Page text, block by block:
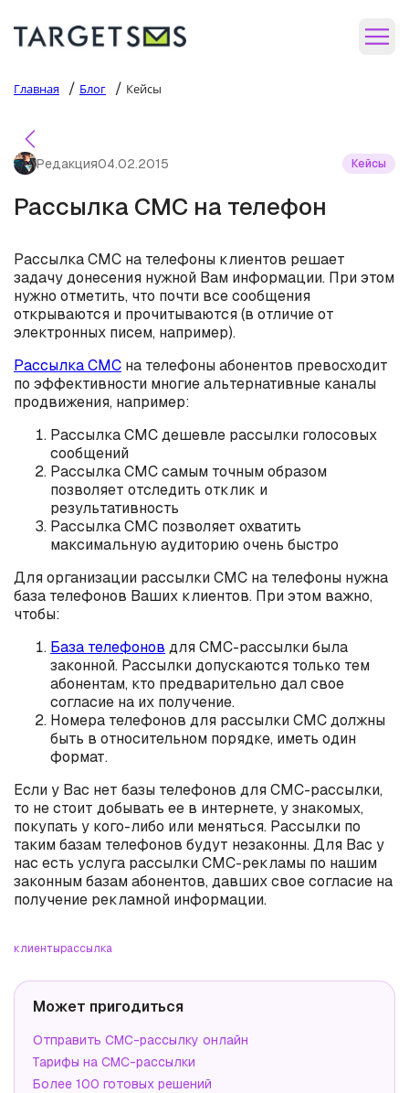
Главная / Блог / Кейсы
Редакция04.02.2015 Кейсы
Рассылка СМС на телефон
Рассылка СМС на телефоны клиентов решает
задачу донесения нужной Вам информации. При этом
нужно отметить, что почти все сообщения
открываются и прочитываются (в отличие от
электронных писем, например).
Рассылка СМС на телефоны абонентов превосходит
по эффективности многие альтернативные каналы
продвижения, например:
Рассылка СМС дешевле рассылки голосовых
сообщений
Рассылка СМС самым точным образом
позволяет отследить отклик и
результативность
Рассылка СМС позволяет охватить
максимальную аудиторию очень быстро
Для организации рассылки СМС на телефоны нужна
база телефонов Ваших клиентов. При этом важно,
чтобы:
База телефонов для СМС-рассылки была
законной. Рассылки допускаются только тем
абонентам, кто предварительно дал свое
согласие на их получение.
Номера телефонов для рассылки СМС должны
быть в относительном порядке, иметь один
формат.
Если у Вас нет базы телефонов для СМС-рассылки,
то не стоит добывать ее в интернете, у знакомых,
покупать у кого-либо или меняться. Рассылки по
таким базам телефонов будут незаконны. Для Вас у
нас есть услуга рассылки СМС-рекламы по нашим
законным базам абонентов, давших свое согласие на
получение рекламной информации.
клиентырассылка
Может пригодиться
Отправить СМС-рассылку онлайн
Тарифы на СМС-рассылки
Более 100 готовых решений